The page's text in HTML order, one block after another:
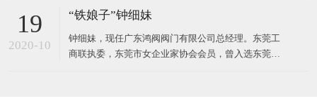
妹，与东莞理工学院党委副书记、校长马宏伟，化能
处长廖文波出席本场仪式。化能学院各支部书记、政
治辅导员、班
19
2020-10
“铁娘子”钟细妹
钟细妹，现任广东鸿阀阀门有限公司总经理。东莞工
商联执委，东莞市女企业家协会会员，曾入选东莞报